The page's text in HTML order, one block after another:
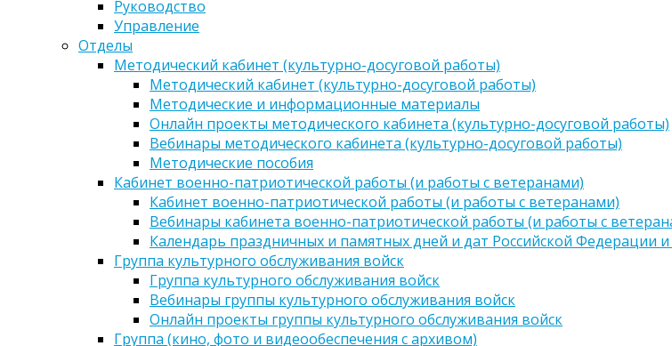
Руководство
Управление
Отделы
Методический кабинет (культурно-досуговой работы)
Методический кабинет (культурно-досуговой работы)
Методические и информационные материалы
Онлайн проекты методического кабинета (культурно-досуговой работы)
Вебинары методического кабинета (культурно-досуговой работы)
Методические пособия
Кабинет военно-патриотической работы (и работы с ветеранами)
Кабинет военно-патриотической работы (и работы с ветеранами)
Вебинары кабинета военно-патриотической работы (и работы с
Календарь праздничных и памятных дней и дат Российской Федерации
Группа культурного обслуживания войск
Группа культурного обслуживания войск
Вебинары группы культурного обслуживания войск
Онлайн проекты группы культурного обслуживания войск
Группа (кино, фото и видеообеспечения с архивом)